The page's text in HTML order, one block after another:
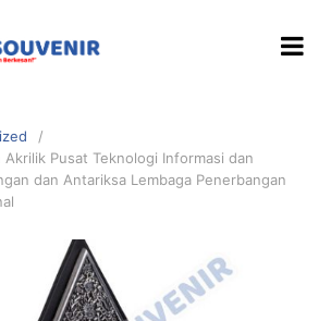
Akrilik Pusat Teknologi Informasi dan
dan Antariksa Lembaga Penerbangan